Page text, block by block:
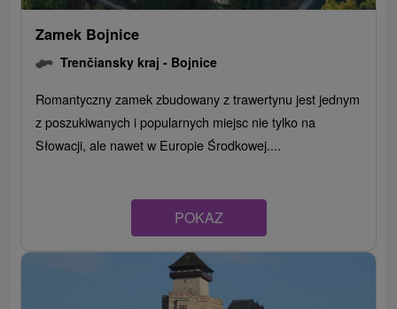
Zamek Bojnice
Trenčiansky kraj - Bojnice
Romantyczny zamek zbudowany z trawertynu jest jednym
z poszukiwanych i popularnych miejsc nie tylko na
Słowacji, ale nawet w Europie Środkowej....
POKAZ